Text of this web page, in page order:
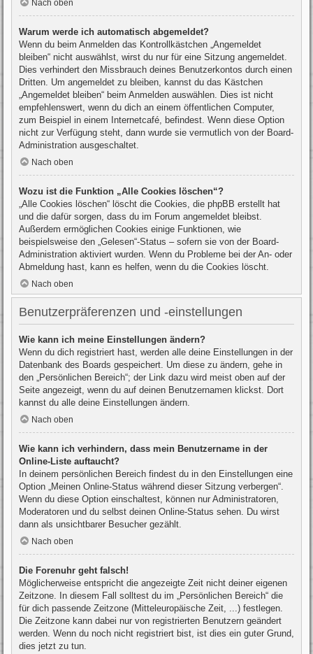
Nach oben
Warum werde ich automatisch abgemeldet?
Wenn du beim Anmelden das Kontrollkästchen „Angemeldet
bleiben“ nicht auswählst, wirst du nur für eine Sitzung angemeldet.
Dies verhindert den Missbrauch deines Benutzerkontos durch einen
Dritten. Um angemeldet zu bleiben, kannst du das Kästchen
„Angemeldet bleiben“ beim Anmelden auswählen. Dies ist nicht
empfehlenswert, wenn du dich an einem öffentlichen Computer,
zum Beispiel in einem Internetcafé, befindest. Wenn diese Option
nicht zur Verfügung steht, dann wurde sie vermutlich von der Board-
Administration ausgeschaltet.
Nach oben
Wozu ist die Funktion „Alle Cookies löschen“?
„Alle Cookies löschen“ löscht die Cookies, die phpBB erstellt hat
und die dafür sorgen, dass du im Forum angemeldet bleibst.
Außerdem ermöglichen Cookies einige Funktionen, wie
beispielsweise den „Gelesen“-Status – sofern sie von der Board-
Administration aktiviert wurden. Wenn du Probleme bei der An- oder
Abmeldung hast, kann es helfen, wenn du die Cookies löscht.
Nach oben
Benutzerpräferenzen und -einstellungen
Wie kann ich meine Einstellungen ändern?
Wenn du dich registriert hast, werden alle deine Einstellungen in der
Datenbank des Boards gespeichert. Um diese zu ändern, gehe in
den „Persönlichen Bereich“; der Link dazu wird meist oben auf der
Seite angezeigt, wenn du auf deinen Benutzernamen klickst. Dort
kannst du alle deine Einstellungen ändern.
Nach oben
Wie kann ich verhindern, dass mein Benutzername in der
Online-Liste auftaucht?
In deinem persönlichen Bereich findest du in den Einstellungen eine
Option „Meinen Online-Status während dieser Sitzung verbergen“.
Wenn du diese Option einschaltest, können nur Administratoren,
Moderatoren und du selbst deinen Online-Status sehen. Du wirst
dann als unsichtbarer Besucher gezählt.
Nach oben
Die Forenuhr geht falsch!
Möglicherweise entspricht die angezeigte Zeit nicht deiner eigenen
Zeitzone. In diesem Fall solltest du im „Persönlichen Bereich“ die
für dich passende Zeitzone (Mitteleuropäische Zeit, ...) festlegen.
Die Zeitzone kann dabei nur von registrierten Benutzern geändert
werden. Wenn du noch nicht registriert bist, ist dies ein guter Grund,
dies jetzt zu tun.